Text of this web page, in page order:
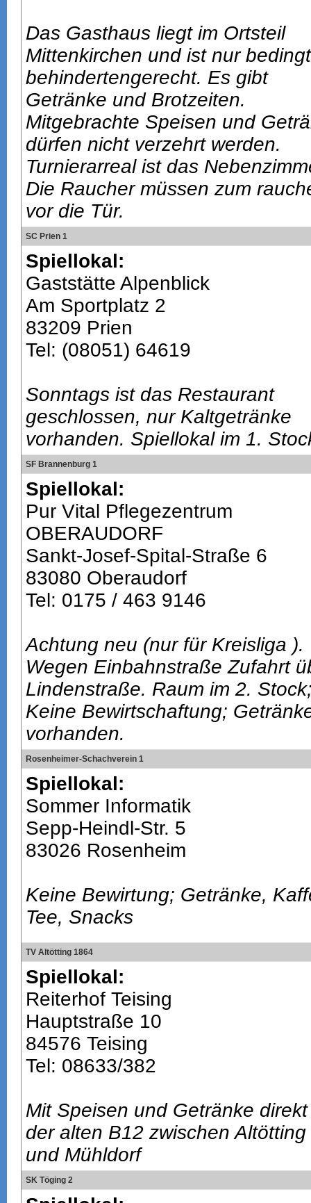
Das Gasthaus liegt im Ortsteil
Mittenkirchen und ist nur bedingt
behindertengerecht. Es gibt
Getränke und Brotzeiten.
Mitgebrachte Speisen und
dürfen nicht verzehrt werden.
Turnierarreal ist das
Die Raucher müssen zum
vor die Tür.
SC Prien 1
Spiellokal:
Gaststätte Alpenblick
Am Sportplatz 2
83209 Prien
Tel: (08051) 64619
Sonntags ist das Restaurant
geschlossen, nur Kaltgetränke
vorhanden. Spiellokal im 1.
SF Brannenburg 1
Spiellokal:
Pur Vital Pflegezentrum
OBERAUDORF
Sankt-Josef-Spital-Straße 6
83080 Oberaudorf
Tel: 0175 / 463 9146
Achtung neu (nur für Kreisliga ).
Wegen Einbahnstraße Zufahrt
Lindenstraße. Raum im 2.
Keine Bewirtschaftung;
vorhanden.
Rosenheimer-Schachverein 1
Spiellokal:
Sommer Informatik
Sepp-Heindl-Str. 5
83026 Rosenheim
Keine Bewirtung; Getränke,
Tee, Snacks
TV Altötting 1864
Spiellokal:
Reiterhof Teising
Hauptstraße 10
84576 Teising
Tel: 08633/382
Mit Speisen und Getränke
der alten B12 zwischen Altötting
und Mühldorf
SK Töging 2